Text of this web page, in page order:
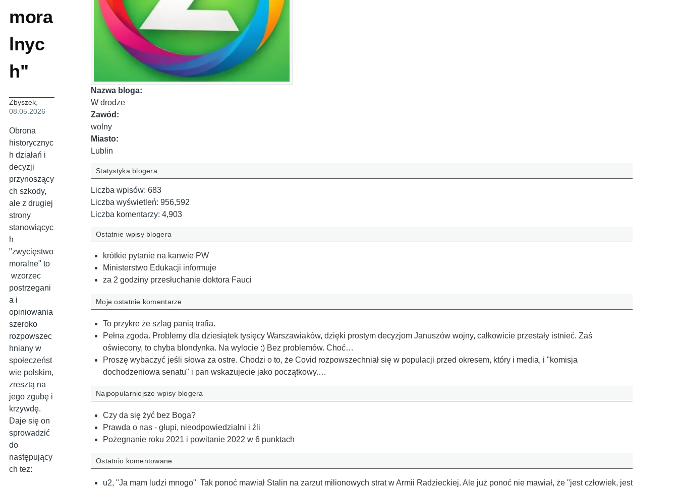
mora
lnyc
h"
Zbyszek,
08.05.2026
Obrona
historycznyc
h działań i
decyzji
przynoszący
ch szkody,
ale z drugiej
strony
stanowiącyc
h
"zwycięstwo
moralne" to
wzorzec
postrzegani
a i
opiniowania
szeroko
rozpowszec
hniany w
społeczeńst
wie polskim,
zresztą na
jego zgubę i
krzywdę.
Daje się on
sprowadzić
do
następujący
ch tez:
Nazwa bloga:
W drodze
Zawód:
wolny
Miasto:
Lublin
Statystyka blogera
Liczba wpisów: 683
Liczba wyświetleń: 956,592
Liczba komentarzy: 4,903
Ostatnie wpisy blogera
krótkie pytanie na kanwie PW
Ministerstwo Edukacji informuje
za 2 godziny przesłuchanie doktora Fauci
Moje ostatnie komentarze
To przykre że szlag panią trafia.
Pełna zgoda. Problemy dla dziesiątek tysięcy Warszawiaków, dzięki prostym decyzjom Januszów wojny, całkowicie przestały istnieć. Zaś
oświecony, to chyba blondynka. Na wylocie :) Bez problemów. Choć…
Proszę wybaczyć jeśli słowa za ostre. Chodzi o to, że Covid rozpowszechniał się w populacji przed okresem, który i media, i "komisja
dochodzeniowa senatu" i pan wskazujecie jako początkowy.…
Najpopularniejsze wpisy blogera
Czy da się żyć bez Boga?
Prawda o nas - głupi, nieodpowiedzialni i źli
Pożegnanie roku 2021 i powitanie 2022 w 6 punktach
Ostatnio komentowane
u2, "Ja mam ludzi mnogo" Tak ponoć mawiał Stalin na zarzut milionowych strat w Armii Radzieckiej. Ale już ponoć nie mawiał, że "jest człowiek, jest